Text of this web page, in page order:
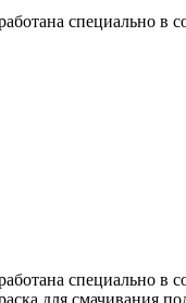
специально в
специально в